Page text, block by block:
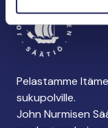
Pelastamme
sukupolville.
John Nurmisen